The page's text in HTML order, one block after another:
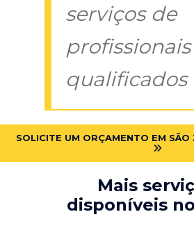
serviços de
profissionais
qualificados
SOLICITE UM ORÇAMENTO EM
Mais
disponíveis